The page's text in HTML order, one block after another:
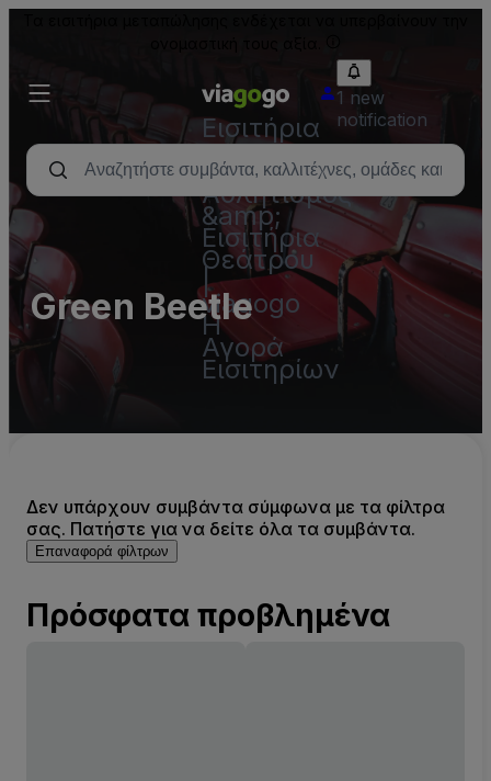
Εισιτήρια
-
Συναυλία,
Αθλητισμός
&amp;
Εισιτήρια
Θεάτρου
|
viagogo
Η
Αγορά
Εισιτηρίων
1 new
notification
Green Beetle
Δεν υπάρχουν συμβάντα σύμφωνα με τα φίλτρα
σας. Πατήστε για να δείτε όλα τα συμβάντα.
Επαναφορά φίλτρων
Πρόσφατα προβλημένα